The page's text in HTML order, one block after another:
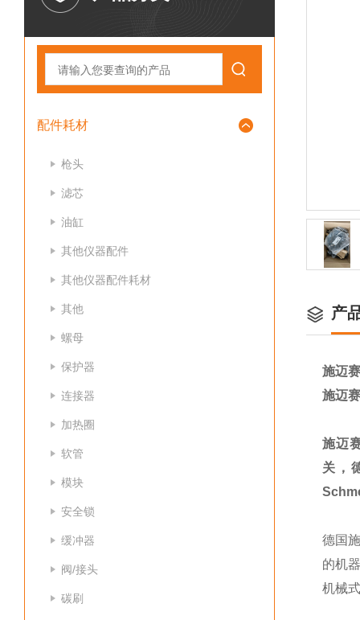
配件耗材
枪头
滤芯
油缸
其他仪器配件
其他仪器配件耗材
其他
螺母
保护器
连接器
加热圈
软管
模块
安全锁
缓冲器
阀/接头
碳刷
产
施迈
施迈
施迈
关，
德国
的机
机械